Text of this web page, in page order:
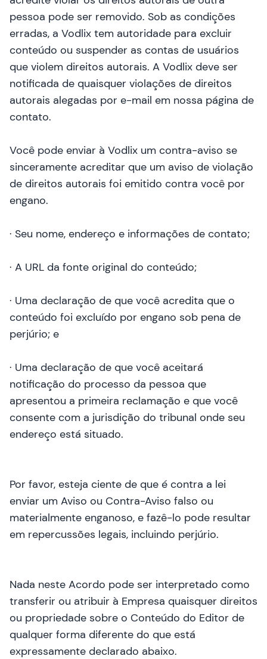
pessoa pode ser removido. Sob as condições
erradas, a Vodlix tem autoridade para excluir
conteúdo ou suspender as contas de usuários
que violem direitos autorais. A Vodlix deve ser
notificada de quaisquer violações de direitos
autorais alegadas por e-mail em nossa página de
contato.
Você pode enviar à Vodlix um contra-aviso se
sinceramente acreditar que um aviso de violação
de direitos autorais foi emitido contra você por
engano.
· Seu nome, endereço e informações de contato;
· A URL da fonte original do conteúdo;
· Uma declaração de que você acredita que o
conteúdo foi excluído por engano sob pena de
perjúrio; e
· Uma declaração de que você aceitará
notificação do processo da pessoa que
apresentou a primeira reclamação e que você
consente com a jurisdição do tribunal onde seu
endereço está situado.
Por favor, esteja ciente de que é contra a lei
enviar um Aviso ou Contra-Aviso falso ou
materialmente enganoso, e fazê-lo pode resultar
em repercussões legais, incluindo perjúrio.
Nada neste Acordo pode ser interpretado como
transferir ou atribuir à Empresa quaisquer direitos
ou propriedade sobre o Conteúdo do Editor de
qualquer forma diferente do que está
expressamente declarado abaixo.